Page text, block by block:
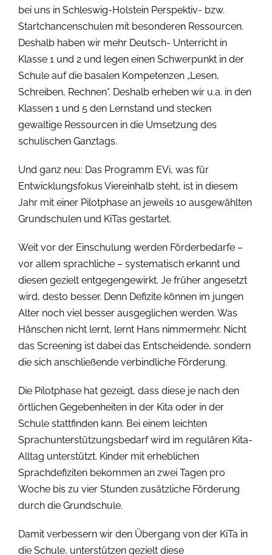
bei uns in Schleswig-Holstein Perspektiv- bzw.
Startchancenschulen mit besonderen Ressourcen.
Deshalb haben wir mehr Deutsch- Unterricht in
Klasse 1 und 2 und legen einen Schwerpunkt in der
Schule auf die basalen Kompetenzen „Lesen,
Schreiben, Rechnen“. Deshalb erheben wir u.a. in den
Klassen 1 und 5 den Lernstand und stecken
gewaltige Ressourcen in die Umsetzung des
schulischen Ganztags.
Und ganz neu: Das Programm EVi, was für
Entwicklungsfokus Viereinhalb steht, ist in diesem
Jahr mit einer Pilotphase an jeweils 10 ausgewählten
Grundschulen und KiTas gestartet.
Weit vor der Einschulung werden Förderbedarfe –
vor allem sprachliche – systematisch erkannt und
diesen gezielt entgegengewirkt. Je früher angesetzt
wird, desto besser. Denn Defizite können im jungen
Alter noch viel besser ausgeglichen werden. Was
Hänschen nicht lernt, lernt Hans nimmermehr. Nicht
das Screening ist dabei das Entscheidende, sondern
die sich anschließende verbindliche Förderung.
Die Pilotphase hat gezeigt, dass diese je nach den
örtlichen Gegebenheiten in der Kita oder in der
Schule stattfinden kann. Bei einem leichten
Sprachunterstützungsbedarf wird im regulären Kita-
Alltag unterstützt. Kinder mit erheblichen
Sprachdefiziten bekommen an zwei Tagen pro
Woche bis zu vier Stunden zusätzliche Förderung
durch die Grundschule.
Damit verbessern wir den Übergang von der KiTa in
die Schule, unterstützen gezielt diese